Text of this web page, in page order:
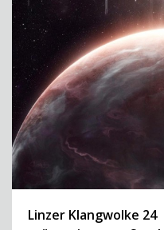
Linzer Klangwolke 24